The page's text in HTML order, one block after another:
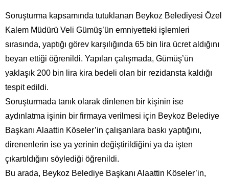
Soruşturma kapsamında tutuklanan Beykoz Belediyesi Özel
Kalem Müdürü Veli Gümüş’ün emniyetteki işlemleri
sırasında, yaptığı görev karşılığında 65 bin lira ücret aldığını
beyan ettiği öğrenildi. Yapılan çalışmada, Gümüş’ün
yaklaşık 200 bin lira kira bedeli olan bir rezidansta kaldığı
tespit edildi.
Soruşturmada tanık olarak dinlenen bir kişinin ise
aydınlatma işinin bir firmaya verilmesi için Beykoz Belediye
Başkanı Alaattin Köseler’in çalışanlara baskı yaptığını,
direnenlerin ise ya yerinin değiştirildiğini ya da işten
çıkartıldığını söylediği öğrenildi.
Bu arada, Beykoz Belediye Başkanı Alaattin Köseler’in,